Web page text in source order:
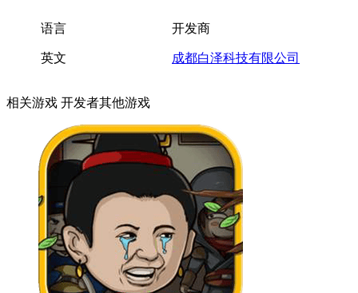
语言
英文
开发商
成都白泽科技有限公司
相关游戏 开发者其他游戏